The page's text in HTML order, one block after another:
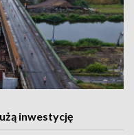
inwestycję